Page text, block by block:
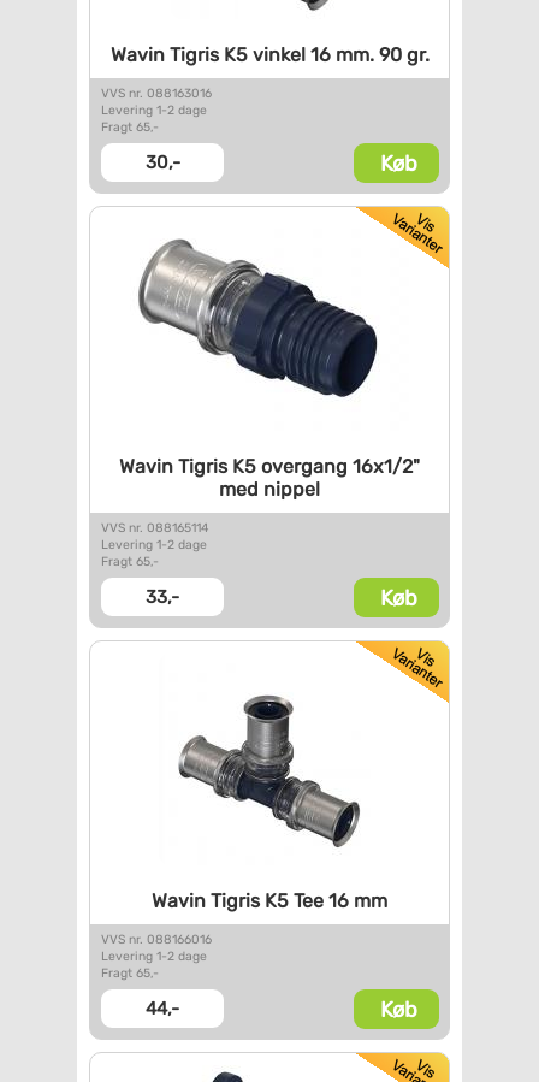
Wavin Tigris K5 vinkel 16 mm.90 gr.
VVS nr. 088163016
Levering 1-2 dage
Fragt 65,-
30,- Køb
Wavin Tigris K5 overgang 16x1/2"
med nippel
VVS nr. 088165114
Levering 1-2 dage
Fragt 65,-
33,- Køb
Wavin Tigris K5 Tee 16 mm
VVS nr. 088166016
Levering 1-2 dage
Fragt 65,-
44,- Køb